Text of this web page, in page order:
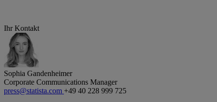
Ihr Kontakt
Sophia Gandenheimer
Corporate Communications Manager
press@statista.com +49 40 228 999 725